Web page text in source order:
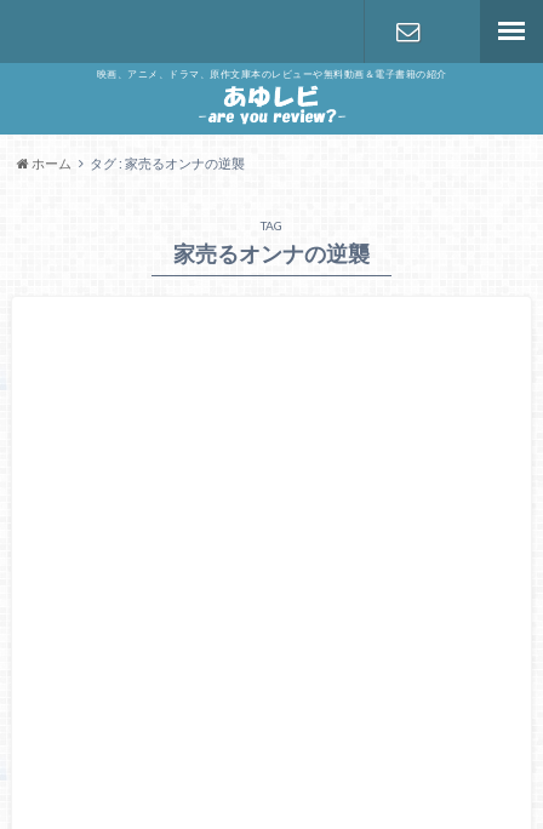
映画、アニメ、ドラマ、原作文庫本のレビューや無料動画＆電子書籍の紹介
ホーム タグ : 家売るオンナの逆襲
TAG
家売るオンナの逆襲